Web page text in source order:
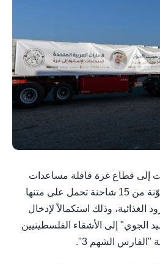
دخلت إلى قطاع غزة قافلة مساعدات
إنسانية إماراتية جديدة، مكوّنة من 15 شاحنة تحمل على متنها
الطرود الغذائية، وذلك استكمالاً لإدخال
إلى الأشقاء الفلسطينيين
الشهم 3".